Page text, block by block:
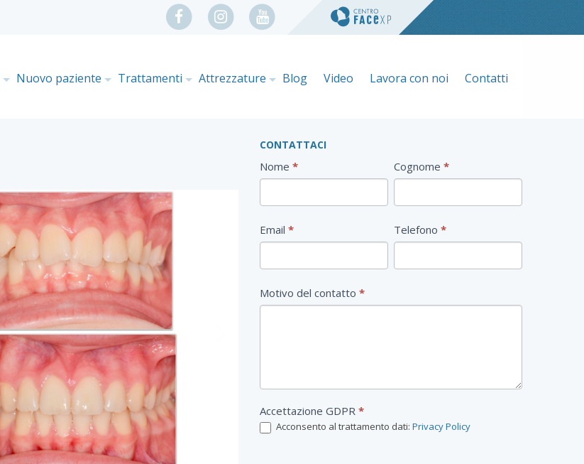
Nuovo paziente Trattamenti Attrezzature Blog Video Lavora con noi Contatti
CONTATTACI
Contatti
Form
Nome* Cognome *
Email* Telefono *
Motivo del contatto*
Accettazione GDPR*
Acconsento al trattamento dati:Privacy Policy